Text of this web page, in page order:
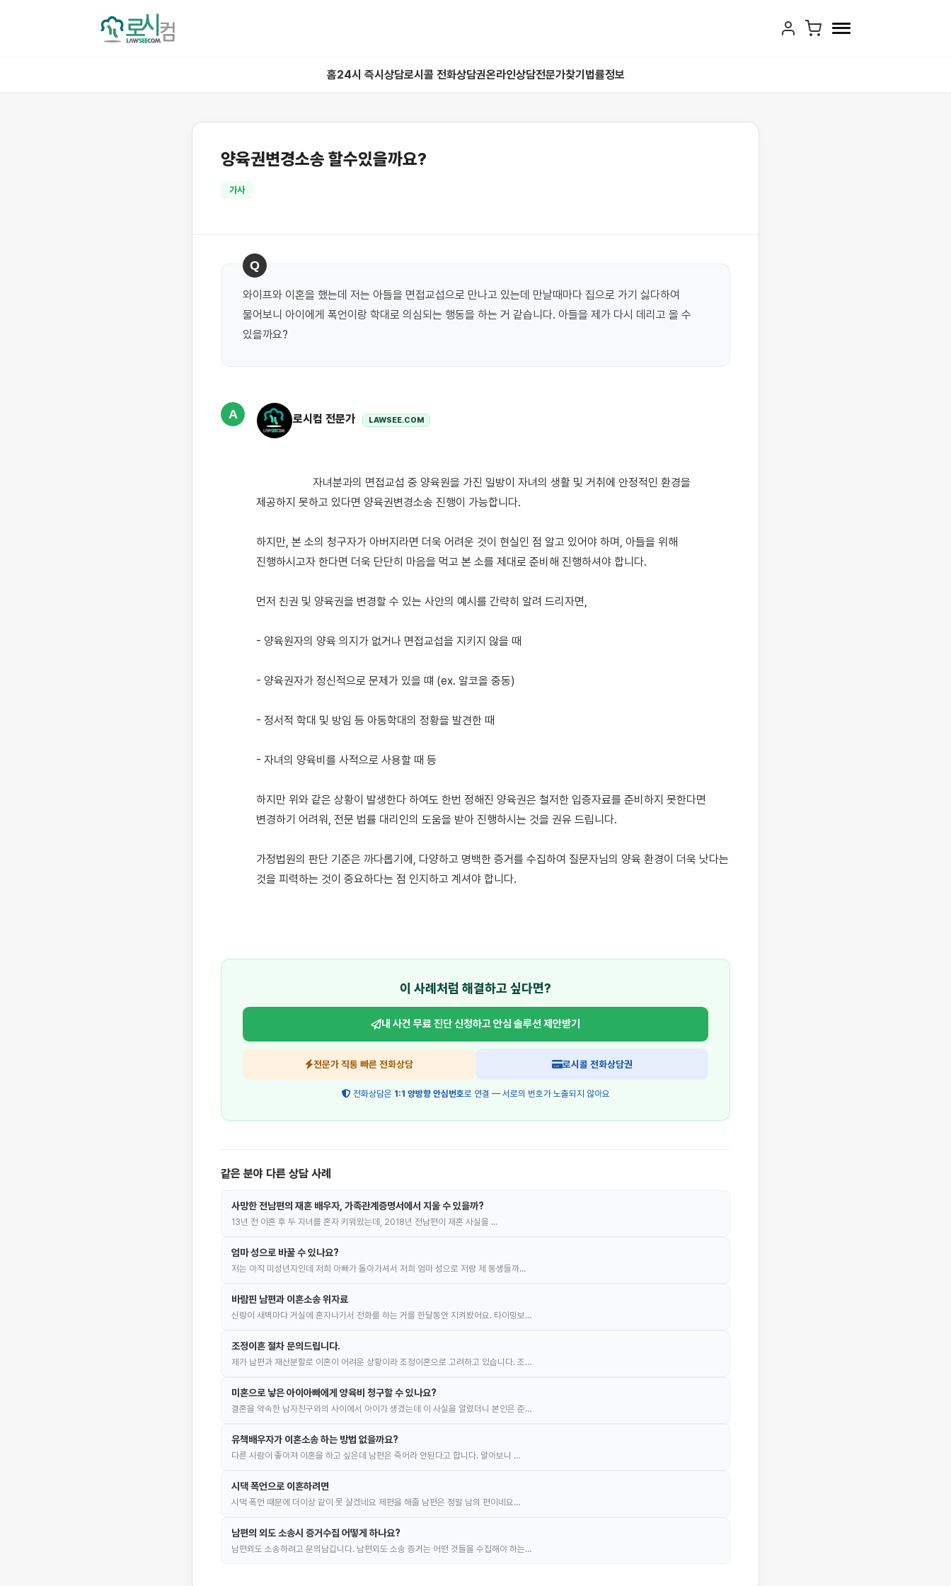
홈24시 즉시상담로시콜 전화상담권온라인상담전문가찾기 법률정보
양육권변경소송 할수있을까요?
가사
Q
와이프와 이혼을 했는데 저는 아들을 면접교섭으로 만나고 있는데 만날때마다 집으로 가기 싫다하여
물어보니 아이에게 폭언이랑 학대로 의심되는 행동을 하는 거 같습니다. 아들을 제가 다시 데리고 올 수
있을까요?
A 로시컴 전문가 LAWSEE.COM
제공하지 못하고 있다면 양육권변경소송 진행이 가능합니다.
하지만, 본 소의 청구자가 아버지라면 더욱 어려운 것이 현실인 점 알고 있어야 하며, 아들을 위해
진행하시고자 한다면 더욱 단단히 마음을 먹고 본 소를 제대로 준비해 진행하셔야 합니다.
먼저 친권 및 양육권을 변경할 수 있는 사안의 예시를 간략히 알려 드리자면,
- 양육원자의 양육 의지가 없거나 면접교섭을 지키지 않을 때
- 양육권자가 정신적으로 문제가 있을 떄 (ex. 알코올 중동)
- 정서적 학대 및 방임 등 아동학대의 정황을 발견한 때
- 자녀의 양육비를 사적으로 사용할 때 등
하지만 위와 같은 상황이 발생한다 하여도 한번 정해진 양육권은 철저한 입증자료를 준비하지 못한다면
변경하기 어려워, 전문 법률 대리인의 도움을 받아 진행하시는 것을 권유 드립니다.
가정법원의 판단 기준은 까다롭기에, 다양하고 명백한 증거를 수집하여 질문자님의 양육 환경이 더욱 낫다는
것을 피력하는 것이 중요하다는 점 인지하고 계셔야 합니다.
이 사례처럼 해결하고 싶다면?
내 사건 무료 진단 신청하고안심 솔루션 제안받기
전문가 직통 빠른 전화상담 로시콜 전화상담권
전화상담은 1:1 양방향 안심번호로 연결 — 서로의 번호가 노출되지 않아요
같은 분야 다른 상담 사례
사망한 전남편의 재혼 배우자, 가족관계증명서에서 지울 수 있을까?
13년 전 이혼 후 두 자녀를 혼자 키워왔는데, 2018년 전남편이 재혼 사실을 …
엄마 성으로 바꿀 수 있나요?
저는 아직 미성년자인데 저희 아빠가 돌아가셔서 저희 엄마 성으로 저랑 제 동생들까…
바람핀 남편과 이혼소송 위자료
신랑이 새벽마다 거실에 혼자나가서 전화를 하는 거를 한달동안 지켜봤어요. 타이밍보…
조정이혼 절차 문의드립니다.
제가 남편과 재산분할로 이혼이 어려운 상황이라 조정이혼으로 고려하고 있습니다. 조…
미혼으로 낳은 아이아빠에게 양육비 청구할 수 있나요?
결혼을 약속한 남자친구와의 사이에서 아이가 생겼는데 이 사실을 알렸더니 본인은 준…
유책배우자가 이혼소송 하는 방법 없을까요?
다른 사람이 좋아져 이혼을 하고 싶은데 남편은 죽어라 안된다고 합니다. 알아보니 …
시댁 폭언으로 이혼하려면
시댁 폭언 때문에 더이상 같이 못 살겠네요 제편을 해줄 남편은 정말 남의 편이네요…
남편의 외도 소송시 증거수집 어떻게 하나요?
남편외도 소송하려고 문의남깁니다. 남편외도 소송 증거는 어떤 것들을 수집해야 하는…